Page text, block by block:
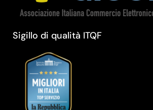
Sigillo di qualità ITQF